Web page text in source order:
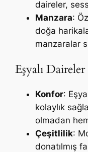
daireler,
Manzara:
doğa
manzaralar
Eşyalı Daireler
Konfor:
kolaylık
olmadan
Çeşitlilik:
donatılmış